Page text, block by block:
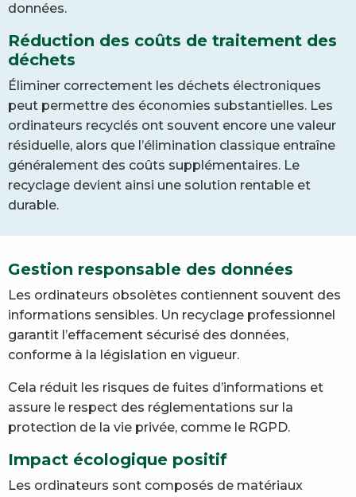
données.
Réduction des coûts de traitement des
déchets
Éliminer correctement les déchets électroniques
peut permettre des économies substantielles. Les
ordinateurs recyclés ont souvent encore une valeur
résiduelle, alors que l’élimination classique entraîne
généralement des coûts supplémentaires. Le
recyclage devient ainsi une solution rentable et
durable.
Gestion responsable des données
Les ordinateurs obsolètes contiennent souvent des
informations sensibles. Un recyclage professionnel
garantit l’effacement sécurisé des données,
conforme à la législation en vigueur.
Cela réduit les risques de fuites d’informations et
assure le respect des réglementations sur la
protection de la vie privée, comme le RGPD.
Impact écologique positif
Les ordinateurs sont composés de matériaux